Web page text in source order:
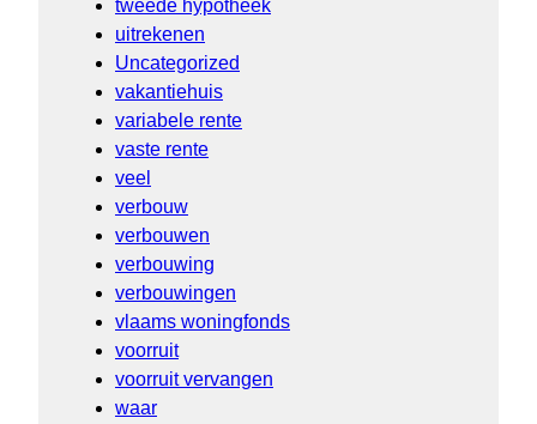
tweede hypotheek
uitrekenen
Uncategorized
vakantiehuis
variabele rente
vaste rente
veel
verbouw
verbouwen
verbouwing
verbouwingen
vlaams woningfonds
voorruit
voorruit vervangen
waar